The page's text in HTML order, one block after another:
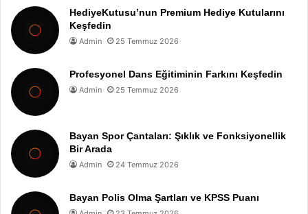
HediyeKutusu’nun Premium Hediye Kutularını
Keşfedin
Admin 25 Temmuz 2026
Profesyonel Dans Eğitiminin Farkını Keşfedin
Admin 25 Temmuz 2026
Bayan Spor Çantaları: Şıklık ve Fonksiyonellik
Bir Arada
Admin 24 Temmuz 2026
Bayan Polis Olma Şartları ve KPSS Puanı